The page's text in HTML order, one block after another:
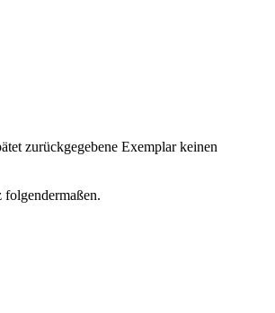
zurückgegebene Exemplar keinen